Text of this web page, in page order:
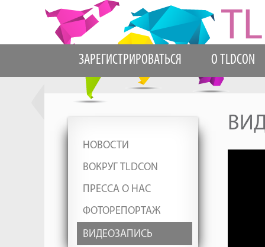
ЗАРЕГИСТРИРОВАТЬСЯ О TLDCON
НОВОСТИ
ВОКРУГ TLDCON
ПРЕССА О НАС
ФОТОРЕПОРТАЖ
ВИДЕОЗАПИСЬ